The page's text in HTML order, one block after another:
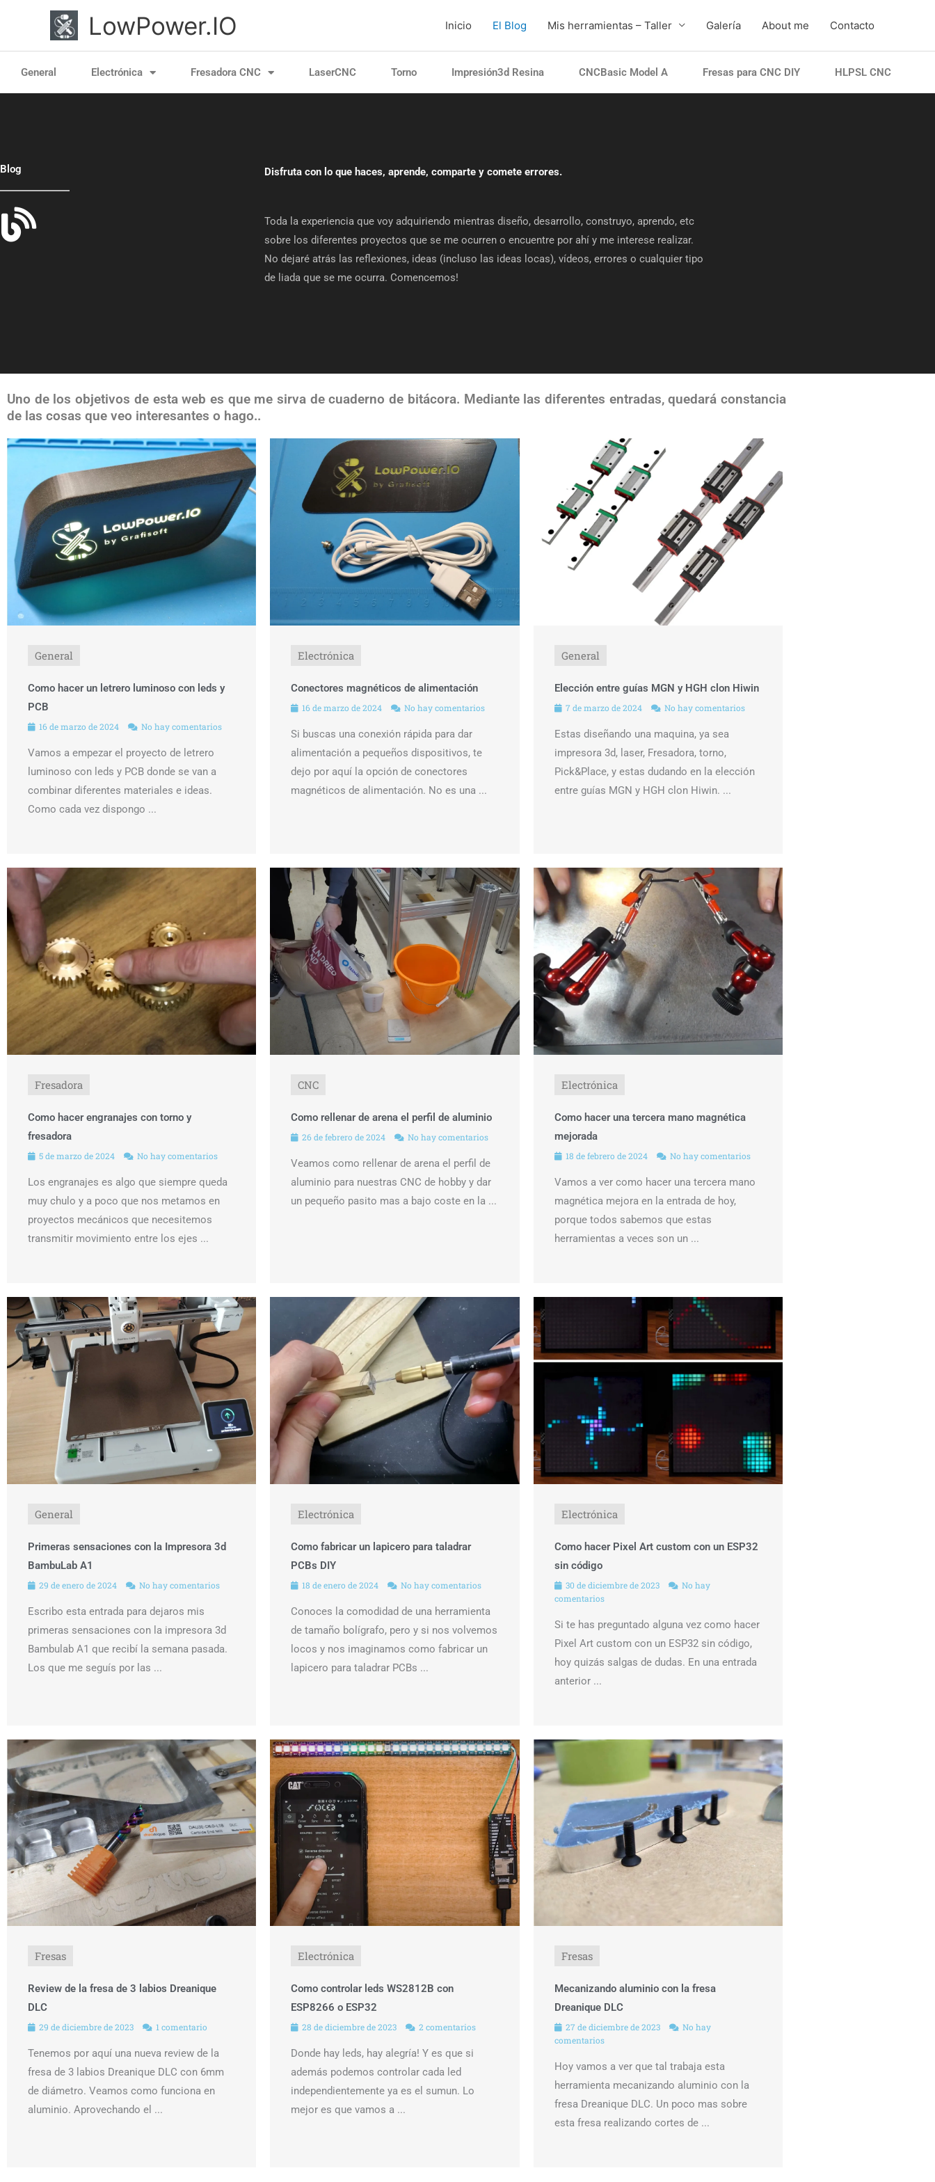
LowPower.IO Inicio El Blog Mis herramientas – Taller Galería About me Contacto
General Electrónica Fresadora CNC LaserCNC Torno Impresión3d Resina CNCBasic Model A Fresas para CNC DIY HLPSL CNC
Blog Disfruta con lo que haces, aprende, comparte y comete errores.
Toda la experiencia que voy adquiriendo mientras diseño, desarrollo, construyo, aprendo, etc
sobre los diferentes proyectos que se me ocurren o encuentre por ahí y me interese realizar.
No dejaré atrás las reflexiones, ideas (incluso las ideas locas), vídeos, errores o cualquier tipo
de liada que se me ocurra. Comencemos!
Uno de los objetivos de esta web es que me sirva de cuaderno de bitácora. Mediante las diferentes entradas, quedará constancia
de las cosas que veo interesantes o hago..
General
Como hacer un letrero luminoso con leds y
PCB
16 de marzo de 2024 No hay comentarios
Vamos a empezar el proyecto de letrero
luminoso con leds y PCB donde se van a
combinar diferentes materiales e ideas.
Como cada vez dispongo ...
Electrónica
Conectores magnéticos de alimentación
16 de marzo de 2024 No hay comentarios
Si buscas una conexión rápida para dar
alimentación a pequeños dispositivos, te
dejo por aquí la opción de conectores
magnéticos de alimentación. No es una ...
General
Elección entre guías MGN y HGH clon Hiwin
7 de marzo de 2024 No hay comentarios
Estas diseñando una maquina, ya sea
impresora 3d, laser, Fresadora, torno,
Pick&Place, y estas dudando en la elección
entre guías MGN y HGH clon Hiwin. ...
Fresadora
Como hacer engranajes con torno y
fresadora
5 de marzo de 2024 No hay comentarios
Los engranajes es algo que siempre queda
muy chulo y a poco que nos metamos en
proyectos mecánicos que necesitemos
transmitir movimiento entre los ejes ...
CNC
Como rellenar de arena el perfil de aluminio
26 de febrero de 2024 No hay comentarios
Veamos como rellenar de arena el perfil de
aluminio para nuestras CNC de hobby y dar
un pequeño pasito mas a bajo coste en la ...
Electrónica
Como hacer una tercera mano magnética
mejorada
18 de febrero de 2024 No hay comentarios
Vamos a ver como hacer una tercera mano
magnética mejora en la entrada de hoy,
porque todos sabemos que estas
herramientas a veces son un ...
General
Primeras sensaciones con la Impresora 3d
BambuLab A1
29 de enero de 2024 No hay comentarios
Escribo esta entrada para dejaros mis
primeras sensaciones con la impresora 3d
Bambulab A1 que recibí la semana pasada.
Los que me seguís por las ...
Electrónica
Como fabricar un lapicero para taladrar
PCBs DIY
18 de enero de 2024 No hay comentarios
Conoces la comodidad de una herramienta
de tamaño bolígrafo, pero y si nos volvemos
locos y nos imaginamos como fabricar un
lapicero para taladrar PCBs ...
Electrónica
Como hacer Pixel Art custom con un ESP32
sin código
30 de diciembre de 2023
No hay
comentarios
Si te has preguntado alguna vez como hacer
Pixel Art custom con un ESP32 sin código,
hoy quizás salgas de dudas. En una entrada
anterior ...
Fresas
Review de la fresa de 3 labios Dreanique
DLC
29 de diciembre de 2023 1 comentario
Tenemos por aquí una nueva review de la
fresa de 3 labios Dreanique DLC con 6mm
de diámetro. Veamos como funciona en
aluminio. Aprovechando el ...
Electrónica
Como controlar leds WS2812B con
ESP8266 o ESP32
28 de diciembre de 2023 2 comentarios
Donde hay leds, hay alegría! Y es que si
además podemos controlar cada led
independientemente ya es el sumun. Lo
mejor es que vamos a ...
Fresas
Mecanizando aluminio con la fresa
Dreanique DLC
27 de diciembre de 2023
No hay
comentarios
Hoy vamos a ver que tal trabaja esta
herramienta mecanizando aluminio con la
fresa Dreanique DLC. Un poco mas sobre
esta fresa realizando cortes de ...